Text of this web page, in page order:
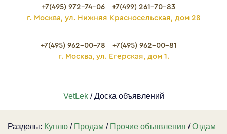
+7(495) 972-74-06
+7(499) 261-70-83
г. Москва, ул. Нижняя Красносельская, дом 28
+7(495) 962-00-78
+7(495) 962-00-81
г. Москва, ул. Егерская, дом 1.
VetLek/ Доска объявлений
Разделы: Куплю / Продам / Прочие объявления /Отдам